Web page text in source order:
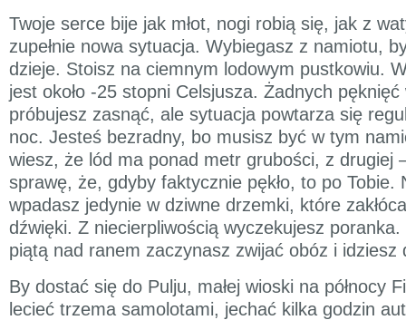
Twoje serce bije jak młot, nogi robią się, jak z
zupełnie nowa sytuacja. Wybiegasz z namiotu,
dzieje. Stoisz na ciemnym lodowym pustkowiu.
jest około -25 stopni Celsjusza. Żadnych
próbujesz zasnąć, ale sytuacja powtarza się
noc. Jesteś bezradny, bo musisz być w tym
wiesz, że lód ma ponad metr grubości, z drugiej
sprawę, że, gdyby faktycznie pękło, to po Tobie.
wpadasz jedynie w dziwne drzemki, które
dźwięki. Z niecierpliwością wyczekujesz poranka.
piątą nad ranem zaczynasz zwijać obóz i idziesz
By dostać się do Pulju, małej wioski na północy
lecieć trzema samolotami, jechać kilka godzin